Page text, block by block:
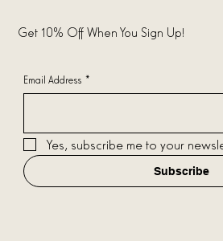
Get 10% Off When You Sign Up!
Email Address *
Yes, subscribe me to your
Subscribe